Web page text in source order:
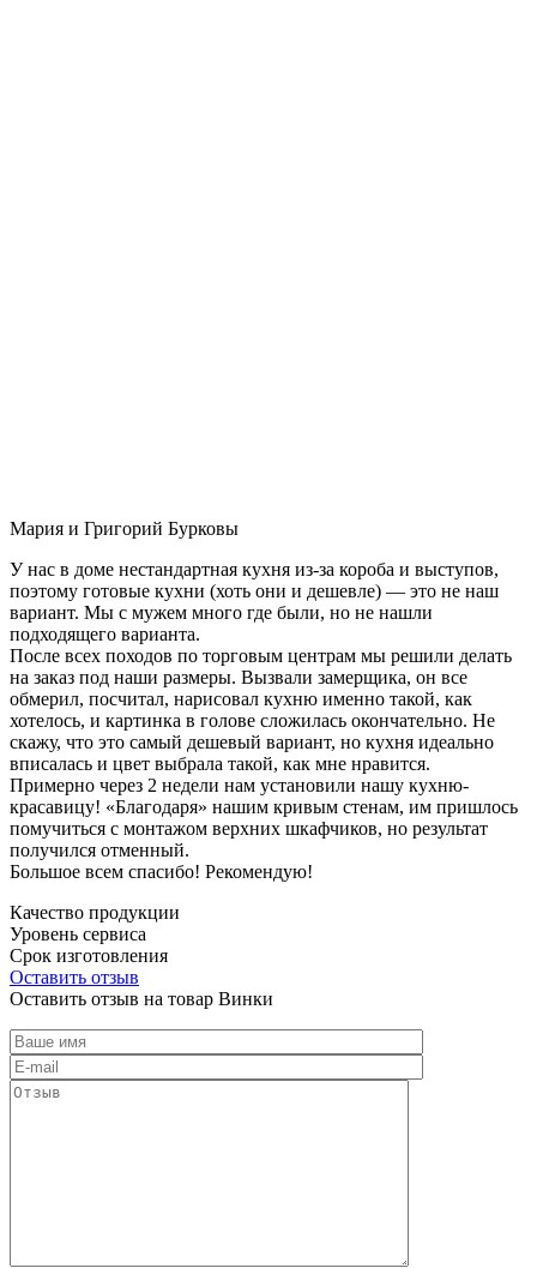
Мария и Григорий Бурковы
У нас в доме нестандартная кухня из-за короба и выступов,
поэтому готовые кухни (хоть они и дешевле) — это не наш
вариант. Мы с мужем много где были, но не нашли
подходящего варианта.
После всех походов по торговым центрам мы решили делать
на заказ под наши размеры. Вызвали замерщика, он все
обмерил, посчитал, нарисовал кухню именно такой, как
хотелось, и картинка в голове сложилась окончательно. Не
скажу, что это самый дешевый вариант, но кухня идеально
вписалась и цвет выбрала такой, как мне нравится.
Примерно через 2 недели нам установили нашу кухню-
красавицу! «Благодаря» нашим кривым стенам, им пришлось
помучиться с монтажом верхних шкафчиков, но результат
получился отменный.
Большое всем спасибо! Рекомендую!
Качество продукции
Уровень сервиса
Срок изготовления
Оставить отзыв
Оставить отзыв на товар Винки